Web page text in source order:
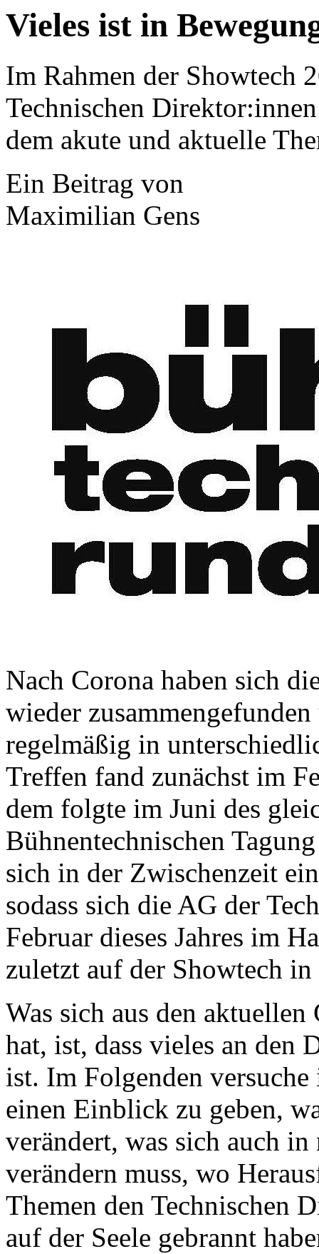
Vieles ist in
Im Rahmen der Showtech
Technischen
dem akute und aktuelle
Ein Beitrag von
Maximilian Gens
Nach Corona haben sich
wieder
regelmäßig in
Treffen fand zunächst im
dem folgte im Juni des
Bühnentechnischen
sich in der Zwischenzeit
sodass sich die AG der
Februar dieses Jahres im
zuletzt auf der Showtech
Was sich aus den
hat, ist, dass vieles an den
ist. Im Folgenden
einen Einblick zu geben,
verändert, was sich auch
verändern muss, wo
Themen den Technischen
auf der Seele gebrannt